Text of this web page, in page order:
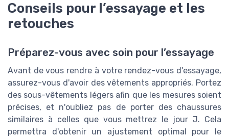
Conseils pour l’essayage et les
retouches
Préparez-vous avec soin pour l’essayage
Avant de vous rendre à votre rendez-vous d'essayage,
assurez-vous d'avoir des vêtements appropriés. Portez
des sous-vêtements légers afin que les mesures soient
précises, et n'oubliez pas de porter des chaussures
similaires à celles que vous mettrez le jour J. Cela
permettra d'obtenir un ajustement optimal pour le